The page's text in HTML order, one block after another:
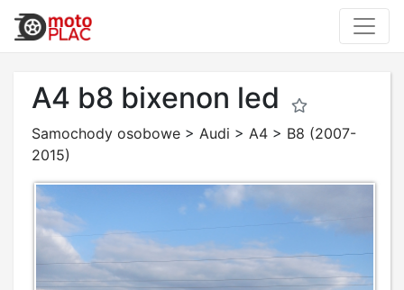
A4 b8 bixenon led
Samochody osobowe > Audi > A4 > B8 (2007-
2015)